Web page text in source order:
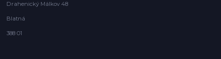
Drahenický Málkov 48
Blatná
388 01